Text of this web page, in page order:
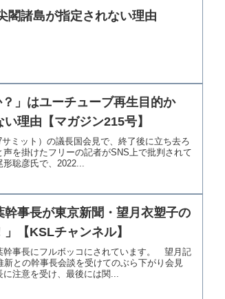
閣諸島が指定されない理由
」はユーチューブ再生目的か
理由【マガジン215号】
ミット）の議長国会見で、終了後に立ち去ろ
を掛けたフリーの記者がSNS上で批判されて
聡彦氏で、2022...
事長が東京新聞・望月衣塑子の
【KSLチャンネル】
幹事長にフルボッコにされています。 望月記
との幹事長会談を受けてのぶら下がり会見
注意を受け、最後には関...